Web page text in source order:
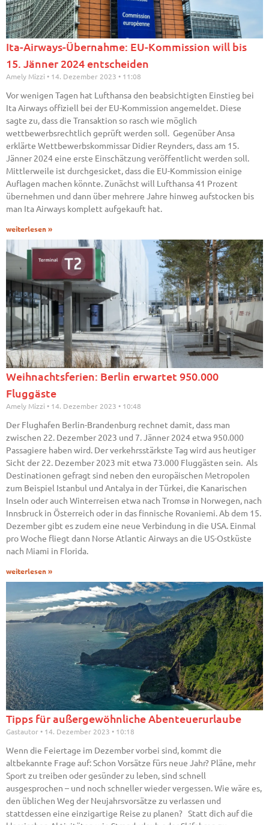
Ita-Airways-Übernahme: EU-Kommission will bis
15. Jänner 2024 entscheiden
Amely Mizzi 14. Dezember 2023 11:08
Vor wenigen Tagen hat Lufthansa den beabsichtigten Einstieg bei
Ita Airways offiziell bei der EU-Kommission angemeldet. Diese
sagte zu, dass die Transaktion so rasch wie möglich
wettbewerbsrechtlich geprüft werden soll. Gegenüber Ansa
erklärte Wettbewerbskommissar Didier Reynders, dass am 15.
Jänner 2024 eine erste Einschätzung veröffentlicht werden soll.
Mittlerweile ist durchgesicket, dass die EU-Kommission einige
Auflagen machen könnte. Zunächst will Lufthansa 41 Prozent
übernehmen und dann über mehrere Jahre hinweg aufstocken bis
man Ita Airways komplett aufgekauft hat.
weiterlesen »
Weihnachtsferien: Berlin erwartet 950.000
Fluggäste
Amely Mizzi 14. Dezember 2023 10:48
Der Flughafen Berlin-Brandenburg rechnet damit, dass man
zwischen 22. Dezember 2023 und 7. Jänner 2024 etwa 950.000
Passagiere haben wird. Der verkehrsstärkste Tag wird aus heutiger
Sicht der 22. Dezember 2023 mit etwa 73.000 Fluggästen sein. Als
Destinationen gefragt sind neben den europäischen Metropolen
zum Beispiel Istanbul und Antalya in der Türkei, die Kanarischen
Inseln oder auch Winterreisen etwa nach Tromsø in Norwegen, nach
Innsbruck in Österreich oder in das finnische Rovaniemi. Ab dem 15.
Dezember gibt es zudem eine neue Verbindung in die USA. Einmal
pro Woche fliegt dann Norse Atlantic Airways an die US-Ostküste
nach Miami in Florida.
weiterlesen »
Tipps für außergewöhnliche Abenteuerurlaube
Gastautor 14. Dezember 2023 10:18
Wenn die Feiertage im Dezember vorbei sind, kommt die
altbekannte Frage auf: Schon Vorsätze fürs neue Jahr? Pläne, mehr
Sport zu treiben oder gesünder zu leben, sind schnell
ausgesprochen – und noch schneller wieder vergessen. Wie wäre es,
den üblichen Weg der Neujahrsvorsätze zu verlassen und
stattdessen eine einzigartige Reise zu planen? Statt dich auf die